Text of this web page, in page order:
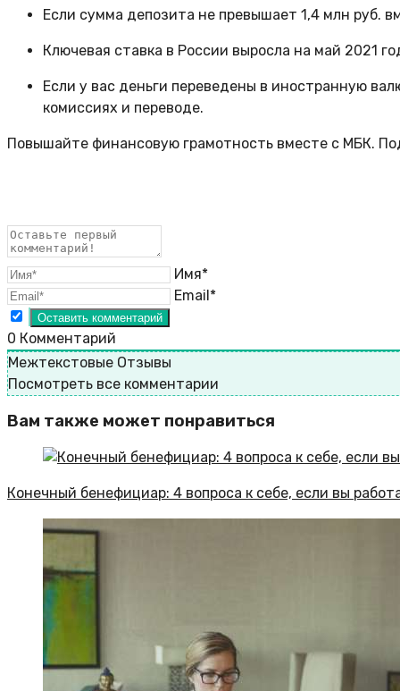
Если сумма депозита не превышает 1,4 млн руб.
Ключевая ставка в России выросла на май 2021
Если у вас деньги переведены в иностранную
комиссиях и переводе.
Повышайте финансовую грамотность вместе с МБК.
Имя*
Email*
0 Комментарий
Межтекстовые Отзывы
Посмотреть все комментарии
Вам также может понравиться
Конечный бенефициар: 4 вопроса к себе, если вы